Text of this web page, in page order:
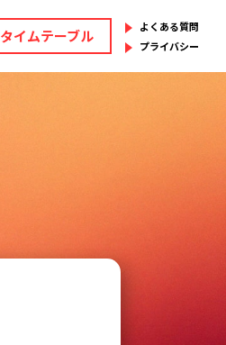
タイムテーブル
よくある質問
プライバシー